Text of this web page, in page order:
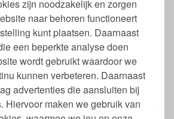
zijn noodzakelijk en zorgen
naar behoren functioneert
kunt plaatsen. Daarnaast
een beperkte analyse doen
wordt gebruikt waardoor we
kunnen verbeteren. Daarnaast
advertenties die aansluiten bij
Hiervoor maken we gebruik van
Rood Anti Mot